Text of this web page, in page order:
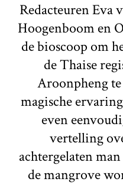
Redacteuren Eva
Hoogenboom en
de bioscoop om
de Thaise
Aroonpheng
magische
even
vertelling
achtergelaten
de mangrove